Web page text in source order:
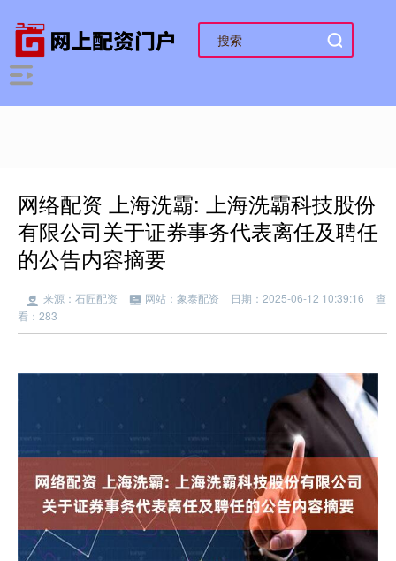
网络配资 上海洗霸: 上海洗霸科技股份
有限公司关于证券事务代表离任及聘任
的公告内容摘要
来源：石匠配资 网站：象泰配资 日期：2025-06-12 10:39:16
查
看：283